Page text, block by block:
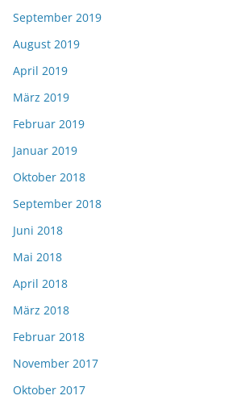
September 2019
August 2019
April 2019
März 2019
Februar 2019
Januar 2019
Oktober 2018
September 2018
Juni 2018
Mai 2018
April 2018
März 2018
Februar 2018
November 2017
Oktober 2017